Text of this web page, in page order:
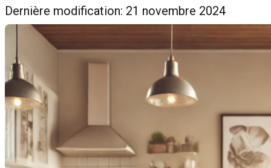
Dernière modification: 21 novembre 2024